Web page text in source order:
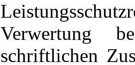
Verwertung
schriftlichen